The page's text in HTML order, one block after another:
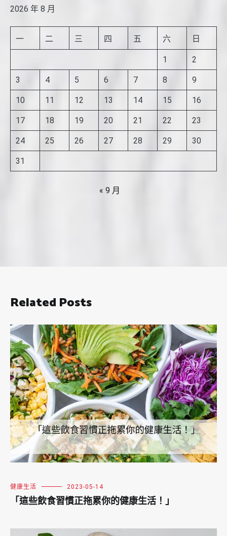
2026 年 8 月
一 二 三 四 五 六 日
1 2
3 4 5 6 7 8 9
10 11 12 13 14 15 16
17 18 19 20 21 22 23
24 25 26 27 28 29 30
31
« 9 月
Related Posts
健康生活 2023-05-14
「這些飲食習慣正拖累你的健康生活！」